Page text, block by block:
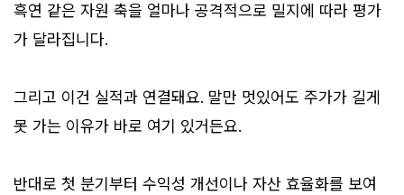
흑연 같은 자원 축을 얼마나 공격적으로 밀지에 따라 평가
가 달라집니다.
그리고 이건 실적과 연결돼요. 말만 멋있어도 주가가 길게
못 가는 이유가 바로 여기 있거든요.
반대로 첫 분기부터 수익성 개선이나 자산 효율화를 보여